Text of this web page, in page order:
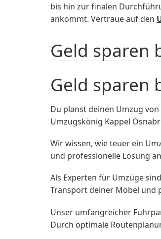
bis hin zur finalen
ankommt. Vertraue auf den
Geld sparen
Geld sparen
Du planst deinen Umzug
Umzugskönig Kappel
Wir wissen, wie teuer ein
und professionelle Lösung
Als Experten für Umzüge
Transport deiner Möbel und
Unser umfangreicher
Durch optimale